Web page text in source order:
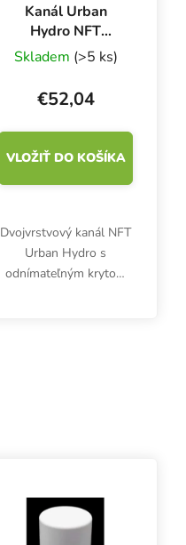
Kanál Urban
Hydro NFT
100x80 mm - bez
otvoru, 2 vrstvy,
čierny vnútri, 250
cm
Skladem (>5 ks)
€52,04
VLOŽIŤ DO KOŠÍKA
Dvojvrstvový kanál NFT
Urban Hydro s
odnímateľným krytom